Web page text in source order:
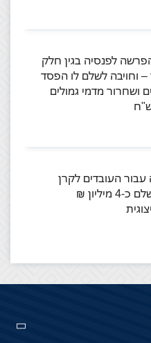
לפנסיה בגין חלק
וחויבה לשלם לו הפסד
ושחרור מדמי גמולים
העובדים לקרן
פנסיה בחסר – ותשלם כ-4 מיליון ₪